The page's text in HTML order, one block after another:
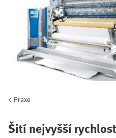
Praxe
Šití nejvyšší